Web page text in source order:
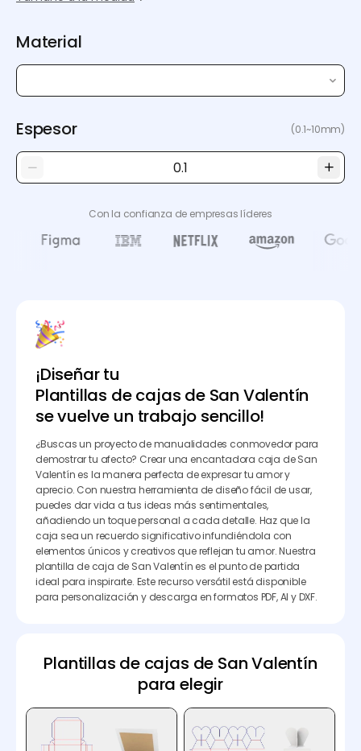
Material
Espesor (0.1~10mm)
Con la confianza de empresas líderes
¡Diseñar tu
Plantillas de cajas de San Valentín
se vuelve un trabajo sencillo!
¿Buscas un proyecto de manualidades conmovedor para
demostrar tu afecto? Crear una encantadora caja de San
Valentín es la manera perfecta de expresar tu amor y
aprecio. Con nuestra herramienta de diseño fácil de usar,
puedes dar vida a tus ideas más sentimentales,
añadiendo un toque personal a cada detalle. Haz que la
caja sea un recuerdo significativo infundiéndola con
elementos únicos y creativos que reflejan tu amor. Nuestra
plantilla de caja de San Valentín es el punto de partida
ideal para inspirarte. Este recurso versátil está disponible
para personalización y descarga en formatos PDF, AI y DXF.
Plantillas de cajas de San Valentín
para elegir